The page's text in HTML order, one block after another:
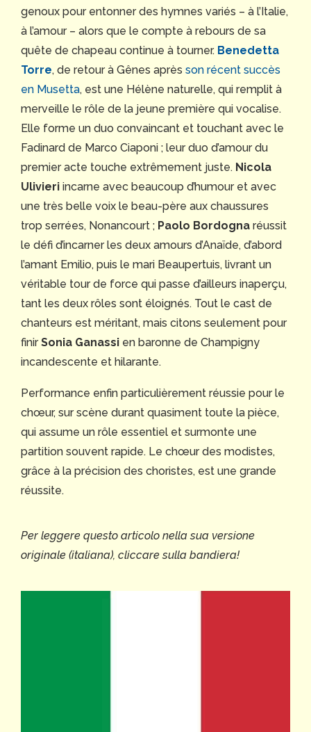
genoux pour entonner des hymnes variés – à l’Italie,
à l’amour – alors que le compte à rebours de sa
quête de chapeau continue à tourner. Benedetta
Torre, de retour à Gênes après son récent succès
en Musetta, est une Hélène naturelle, qui remplit à
merveille le rôle de la jeune première qui vocalise.
Elle forme un duo convaincant et touchant avec le
Fadinard de Marco Ciaponi ; leur duo d’amour du
premier acte touche extrêmement juste. Nicola
Ulivieri incarne avec beaucoup d’humour et avec
une très belle voix le beau-père aux chaussures
trop serrées, Nonancourt ; Paolo Bordogna réussit
le défi d’incarner les deux amours d’Anaïde, d’abord
l’amant Emilio, puis le mari Beaupertuis, livrant un
véritable tour de force qui passe d’ailleurs inaperçu,
tant les deux rôles sont éloignés. Tout le cast de
chanteurs est méritant, mais citons seulement pour
finirSonia Ganassi en baronne de Champigny
incandescente et hilarante.
Performance enfin particulièrement réussie pour le
chœur, sur scène durant quasiment toute la pièce,
qui assume un rôle essentiel et surmonte une
partition souvent rapide. Le chœur des modistes,
grâce à la précision des choristes, est une grande
réussite.
Per leggere questo articolo nella sua versione
originale (italiana), cliccare sulla bandiera!